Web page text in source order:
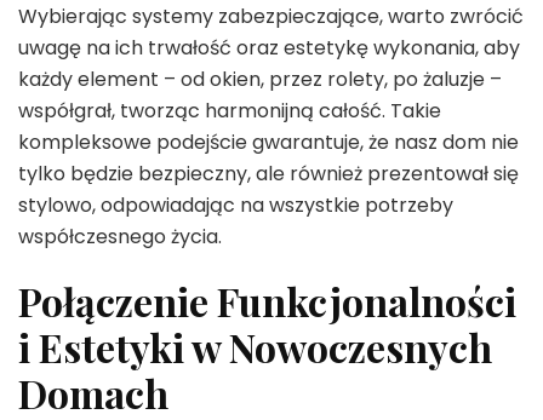
Wybierając systemy zabezpieczające, warto zwrócić
uwagę na ich trwałość oraz estetykę wykonania, aby
każdy element – od okien, przez rolety, po żaluzje –
współgrał, tworząc harmonijną całość. Takie
kompleksowe podejście gwarantuje, że nasz dom nie
tylko będzie bezpieczny, ale również prezentował się
stylowo, odpowiadając na wszystkie potrzeby
współczesnego życia.
Połączenie Funkcjonalności
i Estetyki w Nowoczesnych
Domach